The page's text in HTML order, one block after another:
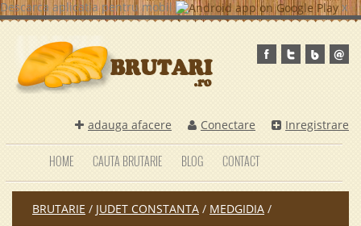
Descarca aplicatia pentru mobil x
adauga afacere Conectare Inregistrare
HOME CAUTA BRUTARIE BLOG CONTACT
BRUTARIE / JUDET CONSTANTA / MEDGIDIA /